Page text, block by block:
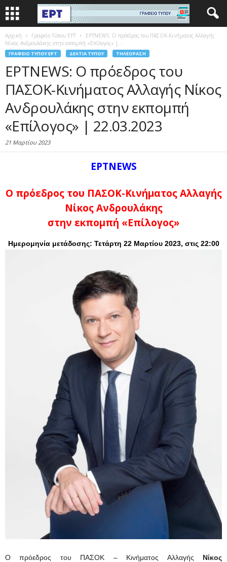
Αρχική Γραφείο Τύπου ΕΡΤ
ΕΡΤNEWS: Ο πρόεδρος του ΠΑΣΟΚ-Κινήματος Αλλαγής
Νίκος Ανδρουλάκης στην εκπομπή «Επίλογος» |...
ΓΡΑΦΕΊΟ ΤΎΠΟΥ ΕΡΤ ΔΕΛΤΊΑ ΤΎΠΟΥ ΤΗΛΕΌΡΑΣΗ
ΕΡΤNEWS: Ο πρόεδρος του
ΠΑΣΟΚ-Κινήματος Αλλαγής Νίκος
Ανδρουλάκης στην εκπομπή
«Επίλογος» | 22.03.2023
21 Μαρτίου 2023
ΕΡΤNEWS
Ο πρόεδρος του ΠΑΣΟΚ-Κινήματος Αλλαγής
Νίκος Ανδρουλάκης
στην εκπομπή «Επίλογος»
Ημερομηνία μετάδοσης: Τετάρτη 22 Μαρτίου 2023, στις 22:00
Ο πρόεδρος του ΠΑΣΟΚ – Κινήματος Αλλαγής Νίκος